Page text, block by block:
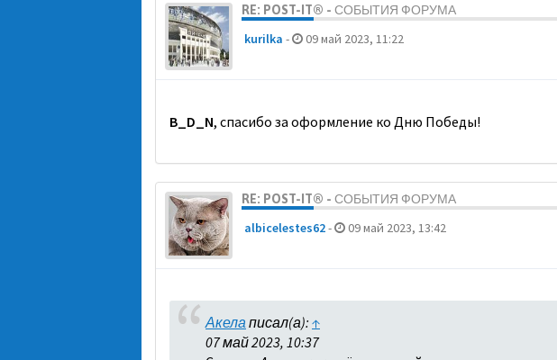
RE: POST-IT® - СОБЫТИЯ ФОРУМА
kurilka - 09 май 2023, 11:22
B_D_N, спасибо за оформление ко Дню Победы!
RE: POST-IT® - СОБЫТИЯ ФОРУМА
albicelestes62- 09 май 2023, 13:42
Акелаписал(а): ↑
07 май 2023, 10:37